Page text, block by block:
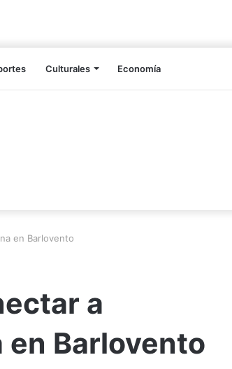
Culturales Economía
en Barlovento
a
Barlovento